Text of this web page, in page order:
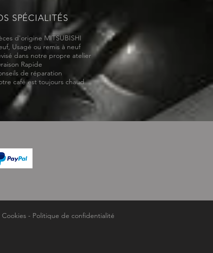
SPÉCIALITÉS
d'origine MITSUBISHI
Usagé ou remis à neuf
dans notre propre atelier
Rapide
de réparation
café est toujours chaud
Cookies - Politique de confidentialité